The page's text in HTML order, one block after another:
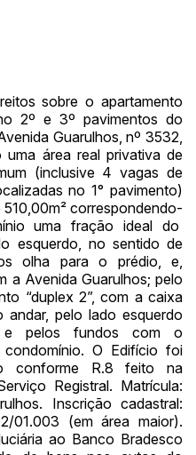
sobre o apartamento
2º e 3º pavimentos do
Guarulhos, nº 3532,
uma área real privativa de
(inclusive 4 vagas de
no 1° pavimento)
correspondendo-
uma fração ideal do
esquerdo, no sentido de
olha para o prédio, e,
a Avenida Guarulhos; pelo
“duplex 2”, com a caixa
pelo lado esquerdo
pelos fundos com o
O Edifício foi
conforme R.8 feito na
Registral. Matrícula:
Inscrição cadastral:
01.003 (em área maior).
ao Banco Bradesco
Usuário Valor
TIAGOFELIPE R$ 1,00
TIAGOFELIPE R$ 1,00
TIAGOFELIPE R$ 1,00
ou